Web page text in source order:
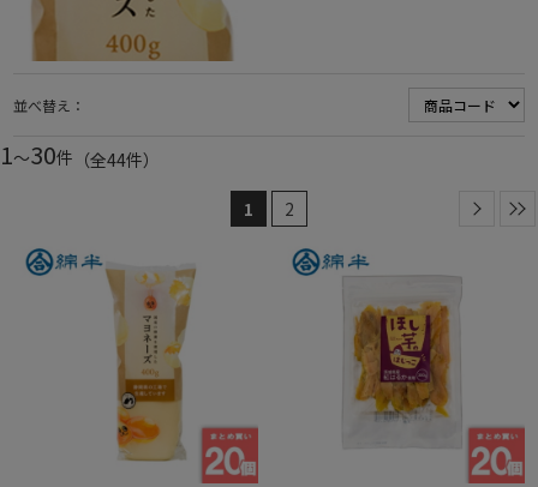
並べ替え：
1～30件 （全44件）
1 2